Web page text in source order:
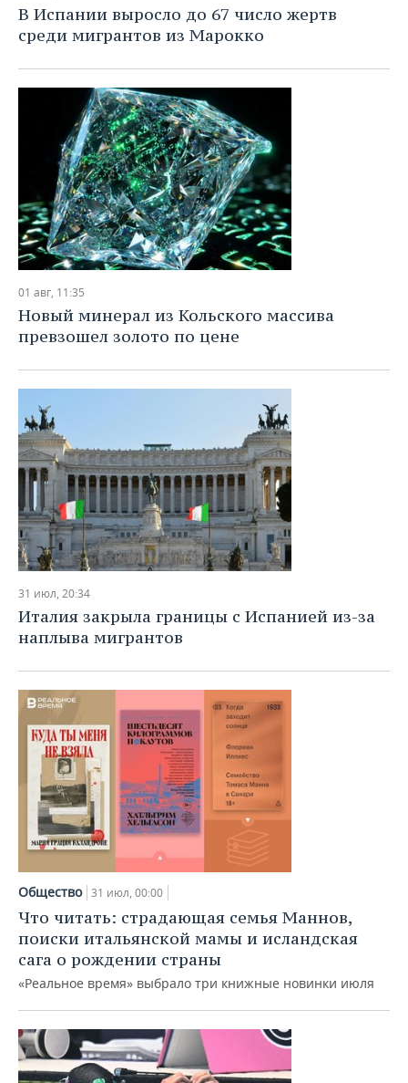
В Испании выросло до 67 число жертв
среди мигрантов из Марокко
01 авг, 11:35
Новый минерал из Кольского массива
превзошел золото по цене
31 июл, 20:34
Италия закрыла границы с Испанией из-за
наплыва мигрантов
Общество 31 июл, 00:00
Что читать: страдающая семья Маннов,
поиски итальянской мамы и исландская
сага о рождении страны
«Реальное время» выбрало три книжные новинки июля